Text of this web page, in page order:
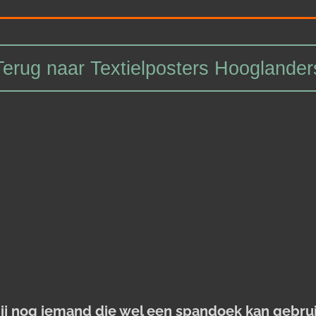
naar Textielposters
nog iemand die wel een spandoek kan